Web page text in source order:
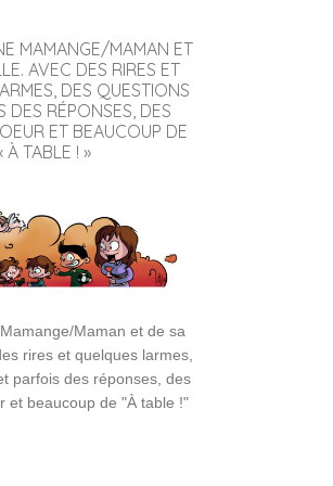
MAMANGE/MAMAN ET
AVEC DES RIRES ET
DES QUESTIONS
DES RÉPONSES, DES
ET BEAUCOUP DE
À TABLE ! »
Maman et de sa
rires et quelques larmes,
parfois des réponses, des
et beaucoup de "À table !"